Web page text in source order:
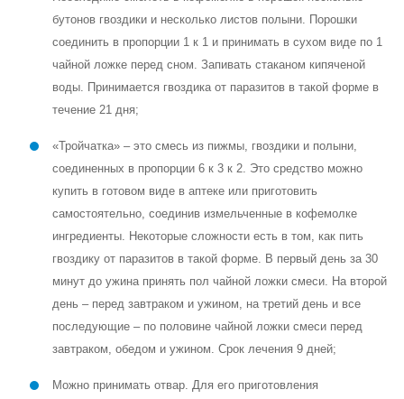
бутонов гвоздики и несколько листов полыни. Порошки
соединить в пропорции 1 к 1 и принимать в сухом виде по 1
чайной ложке перед сном. Запивать стаканом кипяченой
воды. Принимается гвоздика от паразитов в такой форме в
течение 21 дня;
«Тройчатка» – это смесь из пижмы, гвоздики и полыни,
соединенных в пропорции 6 к 3 к 2. Это средство можно
купить в готовом виде в аптеке или приготовить
самостоятельно, соединив измельченные в кофемолке
ингредиенты. Некоторые сложности есть в том, как пить
гвоздику от паразитов в такой форме. В первый день за 30
минут до ужина принять пол чайной ложки смеси. На второй
день – перед завтраком и ужином, на третий день и все
последующие – по половине чайной ложки смеси перед
завтраком, обедом и ужином. Срок лечения 9 дней;
Можно принимать отвар. Для его приготовления